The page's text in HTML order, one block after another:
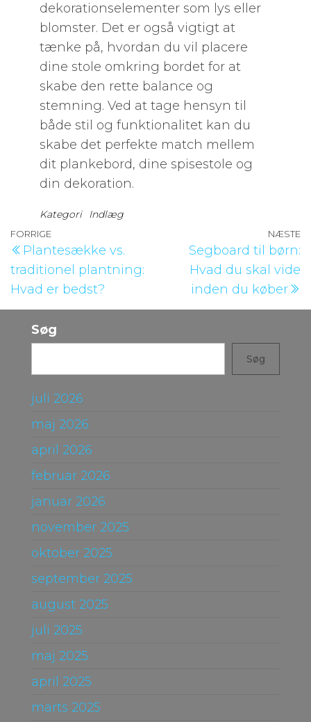
dekorationselementer som lys eller
blomster. Det er også vigtigt at
tænke på, hvordan du vil placere
dine stole omkring bordet for at
skabe den rette balance og
stemning. Ved at tage hensyn til
både stil og funktionalitet kan du
skabe det perfekte match mellem
dit plankebord, dine spisestole og
din dekoration.
Kategori Indlæg
Indlægsnavigation
Forrige
indlæg
FORRIGE
Plantesække vs.
traditionel plantning:
Hvad er bedst?
NÆSTE
Segboard til børn:
Hvad du skal vide
inden du køber
Søg
Søg
juli 2026
maj 2026
april 2026
februar 2026
januar 2026
november 2025
oktober 2025
september 2025
august 2025
juli 2025
maj 2025
april 2025
marts 2025